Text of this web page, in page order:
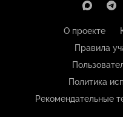
О проекте
Правила
Политика
Рекомендательные